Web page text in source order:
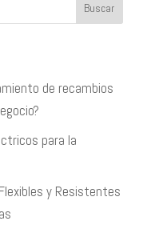
Buscar
de recambios
para la
y Resistentes